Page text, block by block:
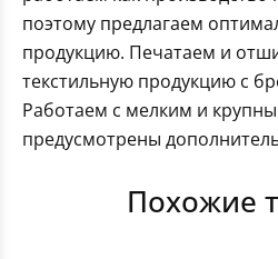
поэтому предлагаем
продукцию. Печатаем и
текстильную продукцию с
Работаем с мелким и
предусмотрены
Похожие